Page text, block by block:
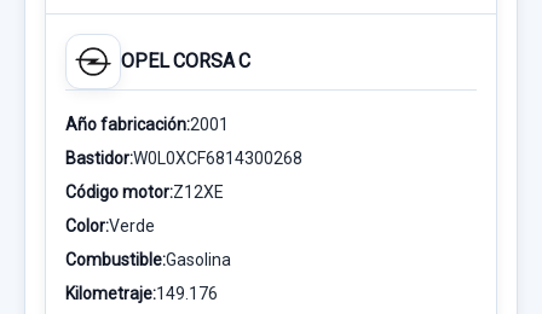
OPEL CORSA C
Año fabricación:2001
Bastidor:W0L0XCF6814300268
Código motor:Z12XE
Color:Verde
Combustible:Gasolina
Kilometraje:149.176